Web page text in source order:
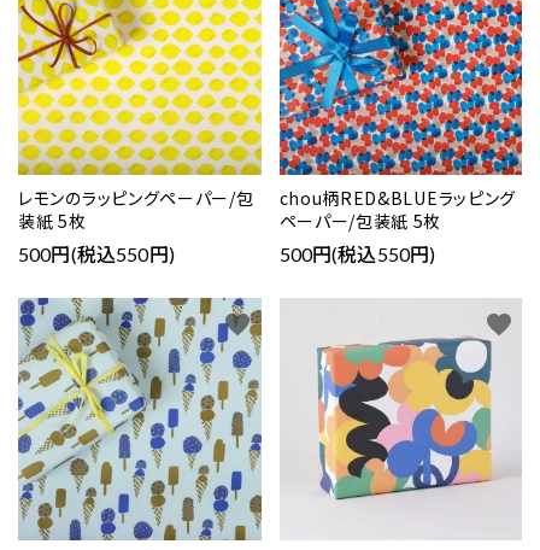
レモンのラッピングペーパー/包
装紙 5枚
500円(税込550円)
chou柄RED&BLUEラッピング
ペーパー/包装紙 5枚
500円(税込550円)
favorite favorite